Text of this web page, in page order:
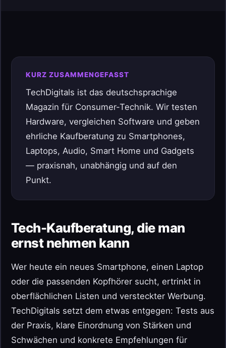
KURZ ZUSAMMENGEFASST
TechDigitals ist das deutschsprachige
Magazin für Consumer-Technik. Wir testen
Hardware, vergleichen Software und geben
ehrliche Kaufberatung zu Smartphones,
Laptops, Audio, Smart Home und Gadgets
— praxisnah, unabhängig und auf den
Punkt.
Tech-Kaufberatung, die man
ernst nehmen kann
Wer heute ein neues Smartphone, einen Laptop
oder die passenden Kopfhörer sucht, ertrinkt in
oberflächlichen Listen und versteckter Werbung.
TechDigitals setzt dem etwas entgegen: Tests aus
der Praxis, klare Einordnung von Stärken und
Schwächen und konkrete Empfehlungen für